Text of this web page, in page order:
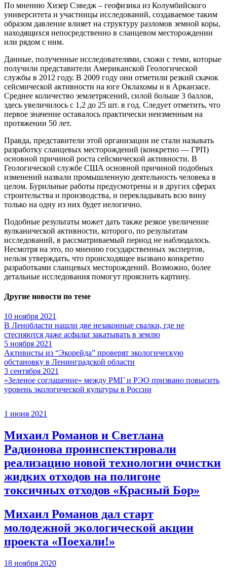
По мнению Хизер Сэведж – геофизика из Колумбийского
университета и участницы исследований, создаваемое таким
образом давление влияет на структуру разломов земной коры,
находящихся непосредственно в сланцевом месторождении
или рядом с ним.
Данные, полученные исследователями, схожи с теми, которые
получили представители Американской Геологической
службы в 2012 году. В 2009 году они отметили резкий скачок
сейсмической активности на юге Оклахомы и в Арканзасе.
Среднее количество землетрясений, силой больше 3 баллов,
здесь увеличилось с 1,2 до 25 шт. в год. Следует отметить, что
первое значение оставалось практически неизменным на
протяжении 50 лет.
Правда, представители этой организации не стали называть
разработку сланцевых месторождений (конкретно — ГРП)
основной причиной роста сейсмической активности. В
Геологической службе США основной причиной подобных
изменений назвали промышленную деятельность человека в
целом. Бурильные работы предусмотрены и в других сферах
строительства и производства, и перекладывать всю вину
только на одну из них будет нелогично.
Подобные результаты может дать также резкое увеличение
вулканической активности, которого, по результатам
исследований, в рассматриваемый период не наблюдалось.
Несмотря на это, по мнению государственных экспертов,
нельзя утверждать, что происходящее вызвано конкретно
разработками сланцевых месторождений. Возможно, более
детальные исследования помогут прояснить картину.
Другие новости по теме
10 ноября 2021
В Ленобласти нашли две незаконные свалки, где не
стесняются даже асфальт закатывать в землю
5 ноября 2021
Активисты из “Экорейда” проверят экологическую
обстановку в Ленинградской области
3 сентября 2021
«Зеленое соглашение» между РМГ и РЭО призвано повысить
уровень экологической культуры в России
1 июня 2021
Михаил Романов и Светлана
Радионова проинспектировали
реализацию новой технологии очистки
жидких отходов на полигоне
токсичных отходов «Красный Бор»
Михаил Романов дал старт
молодежной экологической акции
проекта «Поехали!»
18 ноября 2020